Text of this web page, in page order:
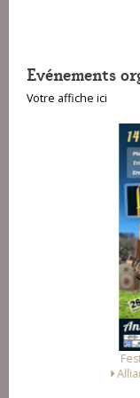
Evénements
Votre affiche ici